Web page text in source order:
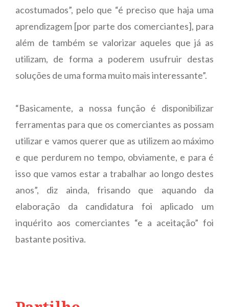
acostumados”, pelo que “é preciso que haja uma
aprendizagem [por parte dos comerciantes], para
além de também se valorizar aqueles que já as
utilizam, de forma a poderem usufruir destas
soluções de uma forma muito mais interessante”.
“Basicamente, a nossa função é disponibilizar
ferramentas para que os comerciantes as possam
utilizar e vamos querer que as utilizem ao máximo
e que perdurem no tempo, obviamente, e para é
isso que vamos estar a trabalhar ao longo destes
anos”, diz ainda, frisando que aquando da
elaboração da candidatura foi aplicado um
inquérito aos comerciantes “e a aceitação” foi
bastante positiva.